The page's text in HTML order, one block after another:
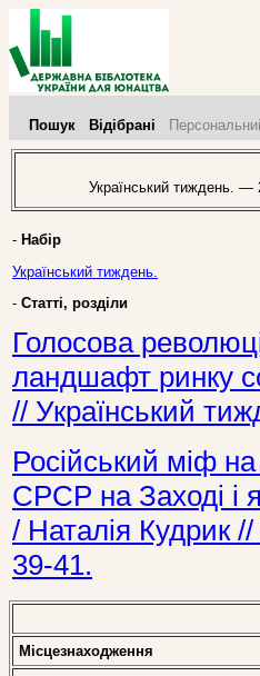
Пошук Відібрані
Український тиждень.
- Набір
Український тиждень.
- Статті, розділи
Голосова
ландшафт ринку
// Український
Російський міф
СРСР на Заході і
/ Наталія
39-41.
Місцезнаходження